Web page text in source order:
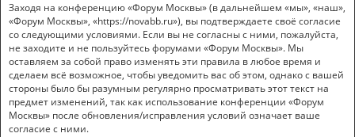
Заходя на конференцию «Форум Москвы» (в дальнейшем «мы», «наш»,
«Форум Москвы», «https://novabb.ru»), вы подтверждаете своё согласие
со следующими условиями. Если вы не согласны с ними, пожалуйста,
не заходите и не пользуйтесь форумами «Форум Москвы». Мы
оставляем за собой право изменять эти правила в любое время и
сделаем всё возможное, чтобы уведомить вас об этом, однако с вашей
стороны было бы разумным регулярно просматривать этот текст на
предмет изменений, так как использование конференции «Форум
Москвы» после обновления/исправления условий означает ваше
согласие с ними.